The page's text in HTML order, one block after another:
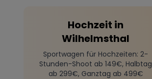
Hochzeit in
Wilhelmsthal
Sportwagen für Hochzeiten: 2-
Stunden-Shoot ab 149€, Halbtag
ab 299€, Ganztag ab 499€